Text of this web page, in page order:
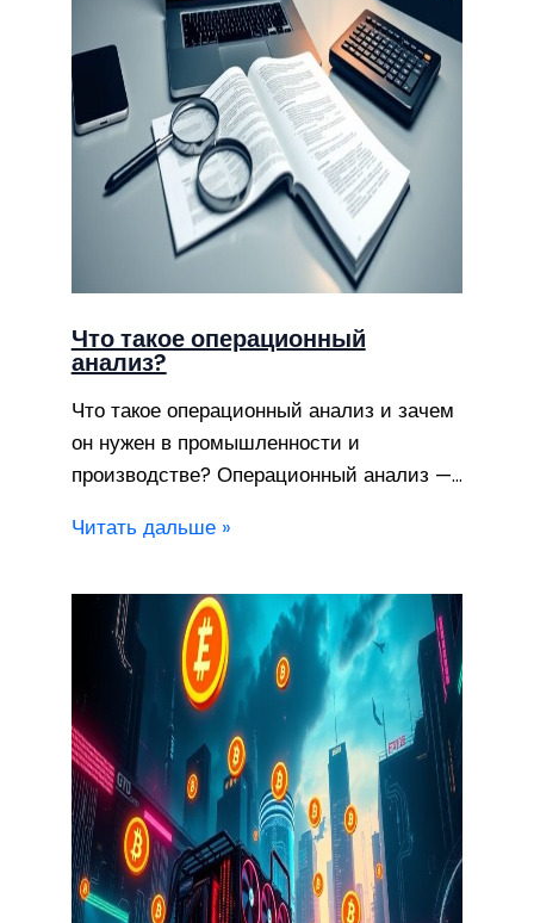
Что такое операционный
анализ?
Что такое операционный анализ и зачем
он нужен в промышленности и
производстве? Операционный анализ —…
Читать дальше »